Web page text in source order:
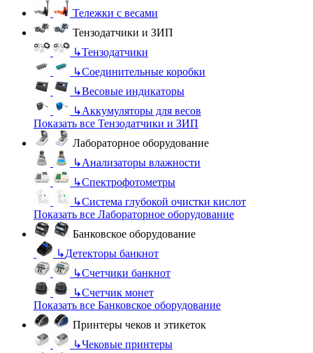
Тележки с весами
Тензодатчики и ЗИП
↳Тензодатчики
↳Соединительные коробки
↳Весовые индикаторы
↳Аккумуляторы для весов
Показать все Тензодатчики и ЗИП
Лабораторное оборудование
↳Анализаторы влажности
↳Спектрофотометры
↳Система глубокой очистки кислот
Показать все Лабораторное оборудование
Банковское оборудование
↳Детекторы банкнот
↳Счетчики банкнот
↳Счетчик монет
Показать все Банковское оборудование
Принтеры чеков и этикеток
↳Чековые принтеры